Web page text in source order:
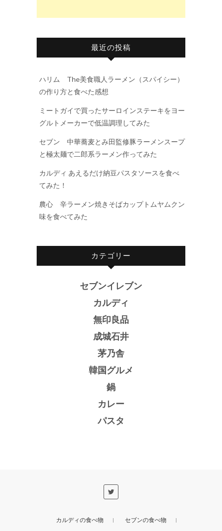
最近の投稿
ハリム The美食職人ラーメン（スパイシー）
の作り方と食べた感想
ミートガイで買ったサーロインステーキをヨー
グルトメーカーで低温調理してみた
セブン 中華蕎麦とみ田監修豚ラーメンスープ
と極太麺で二郎系ラーメン作ってみた
カルディ あえるだけ納豆パスタソースを食べ
てみた！
農心 辛ラーメン焼きそばカップトムヤムクン
味を食べてみた
カテゴリー
セブンイレブン
カルディ
無印良品
成城石井
茅乃舎
韓国グルメ
鍋
カレー
パスタ
カルディの食べ物
セブンの食べ物